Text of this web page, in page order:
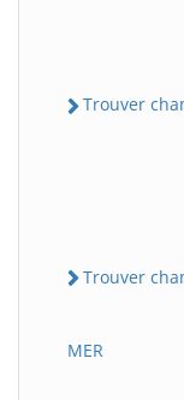
Trouver
Trouver
MER